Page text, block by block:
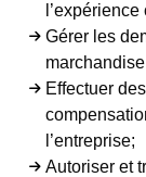
Gérer les
Effectuer
l’entreprise;
Autoriser et